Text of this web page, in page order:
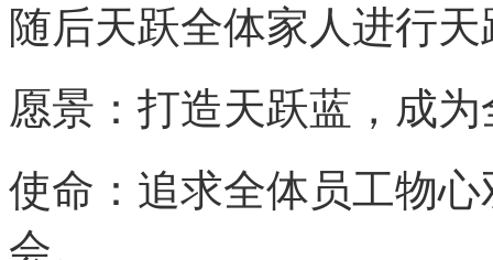
随后天跃全体家人进行天
愿景 ： 打造天跃蓝，成
使命 ： 追求全体员工物
会。